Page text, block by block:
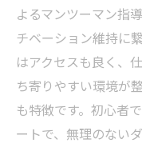
よるマンツーマン指
チベーション維持に
はアクセスも良く、
ち寄りやすい環境が
も特徴です。初心者
ートで、無理のない